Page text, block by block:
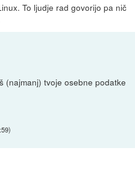
To ljudje rad govorijo pa nič
(najmanj) tvoje osebne podatke
)